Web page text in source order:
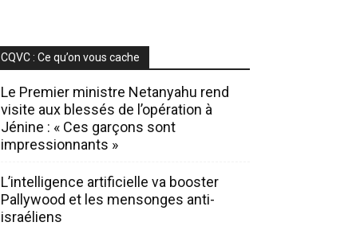
CQVC : Ce qu’on vous cache
Le Premier ministre Netanyahu rend
visite aux blessés de l’opération à
Jénine : « Ces garçons sont
impressionnants »
L’intelligence artificielle va booster
Pallywood et les mensonges anti-
israéliens